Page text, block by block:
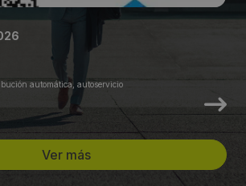
automática, autoservicio
Ver más